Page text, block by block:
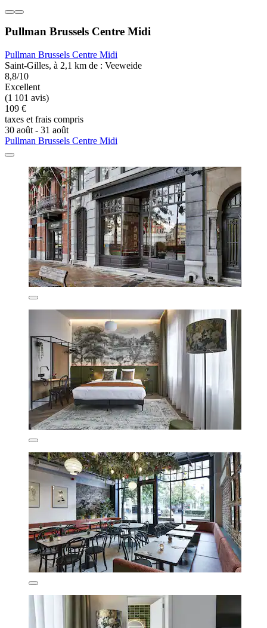
Pullman Brussels Centre Midi
Pullman Brussels Centre Midi
Saint-Gilles, à 2,1 km de : Veeweide
8,8/10
Excellent
(1 101 avis)
109 €
taxes et frais compris
30 août - 31 août
Pullman Brussels Centre Midi